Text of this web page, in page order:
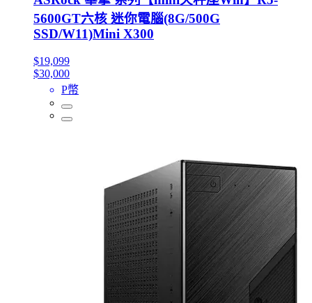
5600GT六核 迷你電腦(8G/500G
SSD/W11)Mini X300
$19,099
$30,000
P幣